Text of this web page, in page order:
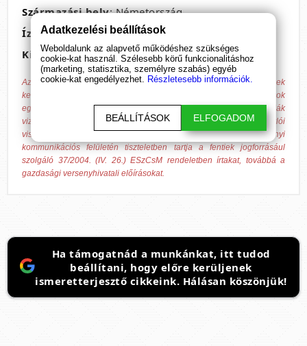
Származási hely: Németország
Ízesítés:natúr
Kiszerelés: 25 ml
Az általunk forgalmazott termékek nem alkalmasak betegségek
kezelésére, gyógyítására és azok megelőzésére. A megadott hatások
egyénenként változhatnak, azokat nem minden esetben igazolják
vizsgálatok, csak tájékoztató jellegűek, hagyományokon és vásárlói
visszajelzéseken alapulnak! A Bende Online Média Kft. valamennyi
kommunikációs felületén tiszteletben tartja a fentiek jogforrásául
szolgáló 37/2004. (IV. 26.) ESzCsM rendeletben írtakat, továbbá a
gazdasági versenyhivatali előírásokat.
Ha támogatnád a munkánkat, itt tudod
beállítani, hogy előre kerüljenek
ismeretterjesztő cikkeink. Hálásan köszönjük!
Adatkezelési beállítások
Weboldalunk az alapvető működéshez szükséges
cookie-kat használ. Szélesebb körű funkcionalitáshoz
(marketing, statisztika, személyre szabás) egyéb
cookie-kat engedélyezhet. Részletesebb információk.
BEÁLLÍTÁSOK ELFOGADOM